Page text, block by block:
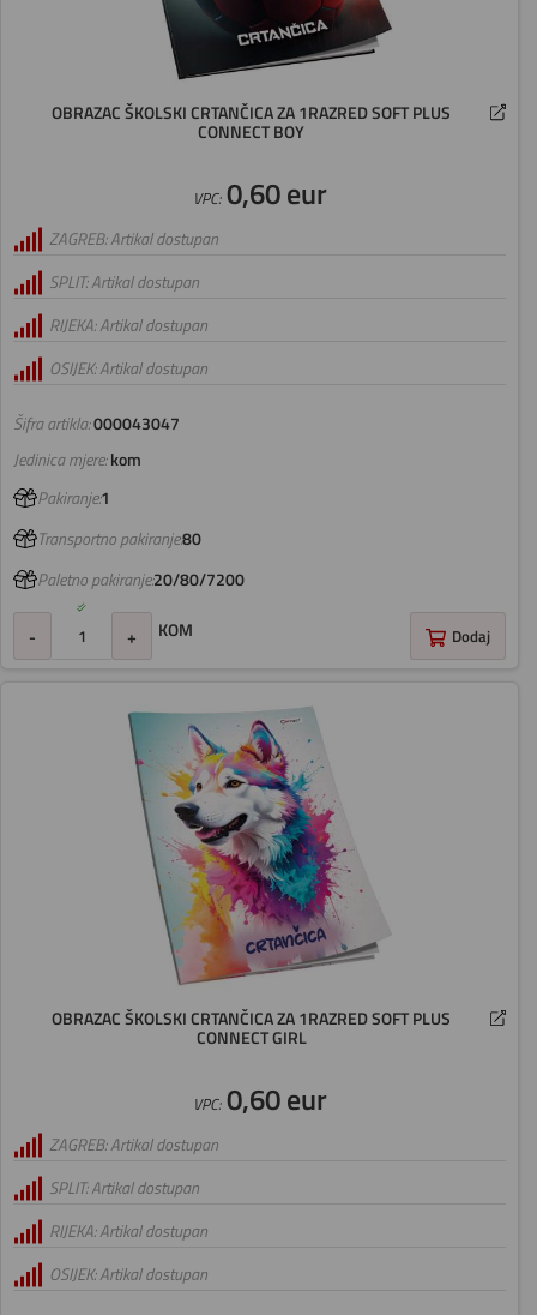
OBRAZAC ŠKOLSKI CRTANČICA ZA 1RAZRED SOFT PLUS
CONNECT BOY
Šifra artikla:000043047
VPC:0,60 eur
ZAGREB: Artikal dostupan
SPLIT: Artikal dostupan
RIJEKA: Artikal dostupan
OSIJEK: Artikal dostupan
Jedinica mjere:kom
Pakiranje:1
Transportno pakiranje:80
Paletno pakiranje:20/80/7200
- + KOM Dodaj
OBRAZAC ŠKOLSKI CRTANČICA ZA 1RAZRED SOFT PLUS
CONNECT GIRL
VPC:0,60 eur
ZAGREB: Artikal dostupan
SPLIT: Artikal dostupan
RIJEKA: Artikal dostupan
OSIJEK: Artikal dostupan